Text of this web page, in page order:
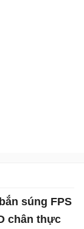
súng FPS
chân thực